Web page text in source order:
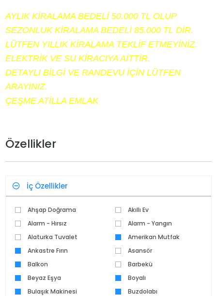
AYLIK KİRALAMA BEDELİ 50.000 TL OLUP
SEZONLUK KİRALAMA BEDELİ 85.000 TL DİR.
LÜTFEN YILLIK KİRALAMA TEKLİF ETMEYİNİZ.
ELEKTRİK VE SU KİRACIYA AİTTİR.
DETAYLI BİLGİ VE RANDEVU İÇİN LÜTFEN
ARAYINIZ.
ÇEŞME ATİLLA EMLAK
Özellikler
İç Özellikler
Ahşap Doğrama
Akıllı Ev
Alarm - Hırsız
Alarm - Yangın
Alaturka Tuvalet
Amerikan Mutfak
Ankastre Fırın
Asansör
Balkon
Barbekü
Beyaz Eşya
Boyalı
Bulaşık Makinesi
Buzdolabı